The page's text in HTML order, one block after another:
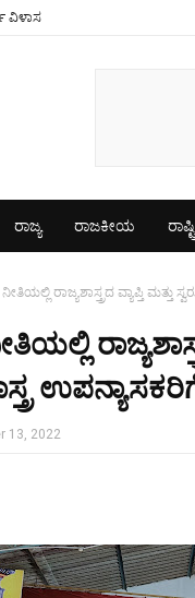
ವಿಳಾಸ
ರಾಜ್ಯ ರಾಜಕೀಯ
ರಾಜ್ಯಶಾಸ್ತ್ರದ ವ್ಯಾಪ್ತಿ ಮತ್ತು
13, 2022